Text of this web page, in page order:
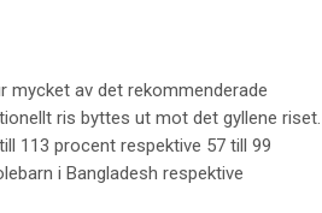
mycket av det rekommenderade
ris byttes ut mot det gyllene riset.
113 procent respektive 57 till 99
i Bangladesh respektive